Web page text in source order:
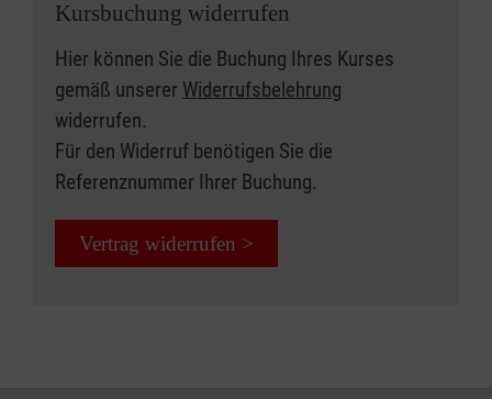
Kursbuchung widerrufen
Hier können Sie die Buchung Ihres Kurses
gemäß unserer Widerrufsbelehrung
widerrufen.
Für den Widerruf benötigen Sie die
Referenznummer Ihrer Buchung.
Vertrag widerrufen >